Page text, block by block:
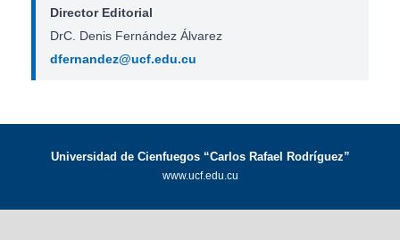
Director Editorial
DrC. Denis Fernández Álvarez
dfernandez@ucf.edu.cu
Universidad de Cienfuegos “Carlos Rafael Rodríguez”
www.ucf.edu.cu